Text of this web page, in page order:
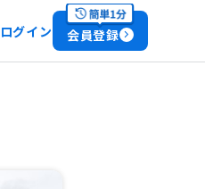
ログイン 会員登録